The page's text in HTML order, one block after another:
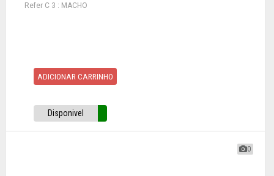
Refer C 3 : MACHO
ADICIONAR CARRINHO
Disponivel
0